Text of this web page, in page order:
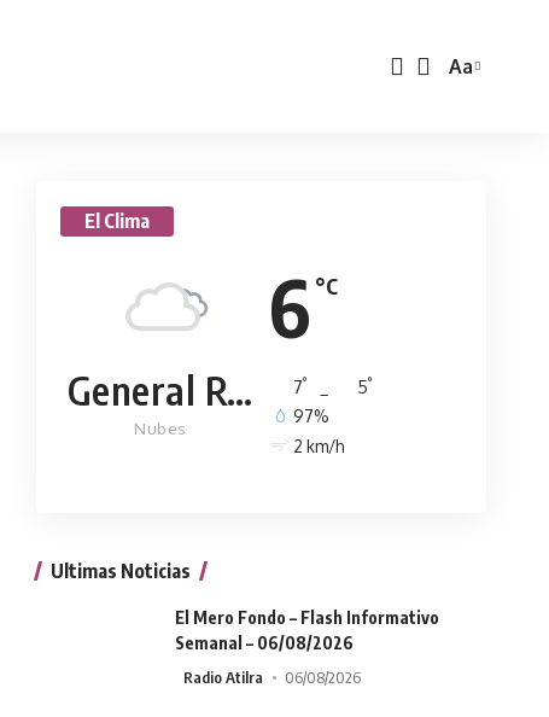
Aa
El Clima
6 °C
General Rodríguez
Nubes
7° 5°
97%
2 km/h
Ultimas Noticias
El Mero Fondo – Flash Informativo
Semanal – 06/08/2026
Radio Atilra 06/08/2026